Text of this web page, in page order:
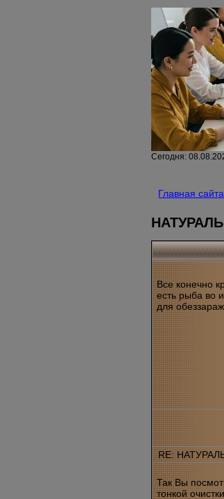
Сегодня:
Главная сайта
Все конечно
есть рыба во
для
RE:
Так Вы
тонкой